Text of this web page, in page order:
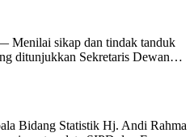
sikap dan tindak tanduk
ditunjukkan Sekretaris Dewan…